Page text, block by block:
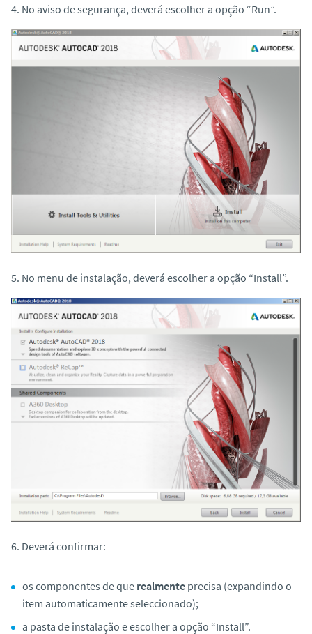
4. No aviso de segurança, deverá escolher a opção “Run”.
5. No menu de instalação, deverá escolher a opção “Install”.
6. Deverá confirmar:
os componentes de que realmente precisa (expandindo o
item automaticamente seleccionado);
a pasta de instalação e escolher a opção “Install”.